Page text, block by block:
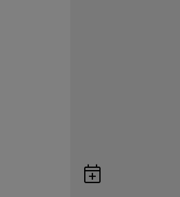
Guardar
en